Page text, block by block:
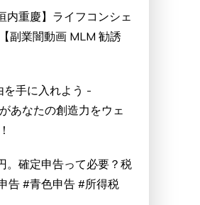
内重慶】ライフコンシェ
副業闇動画 MLM 勧誘
を手に入れよう -
あなたの創造力をウェ
！
。確定申告って必要？税
告 #青色申告 #所得税